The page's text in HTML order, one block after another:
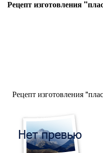
Рецепт изготовления
Рецепт изготовления